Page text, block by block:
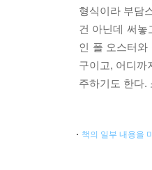
형식이라 부담
건 아닌데 써놓
인 폴 오스터와
구이고, 어디까
주하기도 한다.
책의 일부 내용을